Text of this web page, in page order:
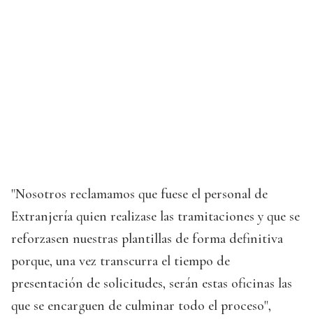
"Nosotros reclamamos que fuese el personal de
Extranjería quien realizase las tramitaciones y que se
reforzasen nuestras plantillas de forma definitiva
porque, una vez transcurra el tiempo de
presentación de solicitudes, serán estas oficinas las
que se encarguen de culminar todo el proceso",